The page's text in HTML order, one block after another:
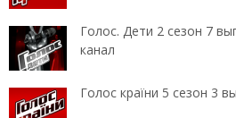
Голос. Дети 2 сезон 7
канал
Голос країни 5 сезон 3